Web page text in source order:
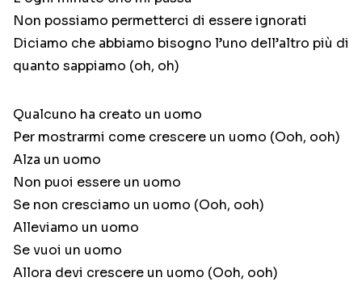
Non possiamo permetterci di essere ignorati
Diciamo che abbiamo bisogno l’uno dell’altro più di
quanto sappiamo (oh, oh)
Qualcuno ha creato un uomo
Per mostrarmi come crescere un uomo (Ooh, ooh)
Alza un uomo
Non puoi essere un uomo
Se non cresciamo un uomo (Ooh, ooh)
Alleviamo un uomo
Se vuoi un uomo
Allora devi crescere un uomo (Ooh, ooh)